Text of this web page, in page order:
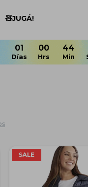
🧸JUGÁ!